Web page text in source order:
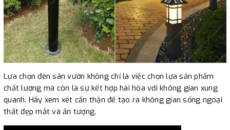
Lựa chọn đèn sân vườn không chỉ là việc chọn lựa sản phẩm
chất lượng mà còn là sự kết hợp hài hòa với không gian xung
quanh. Hãy xem xét cẩn thận để tạo ra không gian sống ngoại
thất đẹp mắt và ấn tượng.